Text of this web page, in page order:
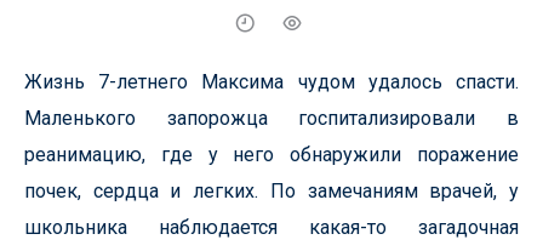
Жизнь 7-летнего Максима чудом удалось спасти.
Маленького запорожца госпитализировали в
реанимацию, где у него обнаружили поражение
почек, сердца и легких. По замечаниям врачей, у
школьника наблюдается какая-то загадочная